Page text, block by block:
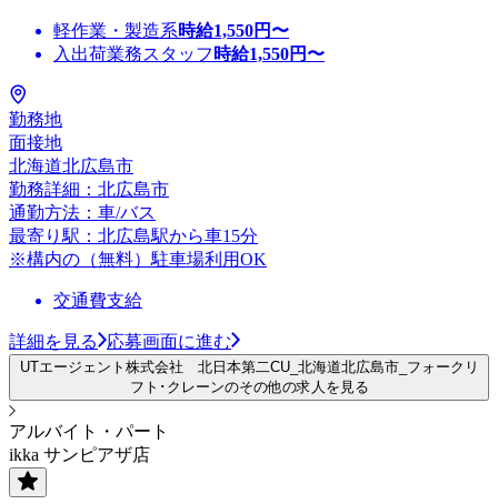
軽作業・製造系時給1,550円〜
入出荷業務スタッフ 時給1,550円〜
勤務地
面接地
北海道北広島市
勤務詳細：北広島市
通勤方法：車/バス
最寄り駅：北広島駅から車15分
※構内の（無料）駐車場利用OK
交通費支給
詳細を見る 応募画面に進む
UTエージェント株式会社 北日本第二CU_北海道北広島市_フォークリ
フト･クレーンのその他の求人を見る
アルバイト・パート
ikka サンピアザ店